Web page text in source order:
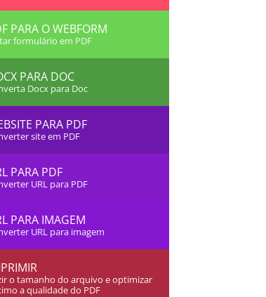
PARA O WEBFORM
formulário em PDF
PARA DOC
Docx para Doc
PARA PDF
site em PDF
PARA PDF
URL para PDF
PARA IMAGEM
URL para imagem
o tamanho do arquivo e optimizar
a qualidade do PDF